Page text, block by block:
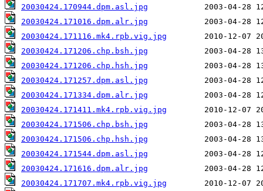
20030424.170944.dpm.asl.jpg
20030424.171016.dpm.alr.jpg
20030424.171116.mk4.rpb.vig.jpg
20030424.171206.chp.bsh.jpg
20030424.171206.chp.hsh.jpg
20030424.171257.dpm.asl.jpg
20030424.171334.dpm.alr.jpg
20030424.171411.mk4.rpb.vig.jpg
20030424.171506.chp.bsh.jpg
20030424.171506.chp.hsh.jpg
20030424.171544.dpm.asl.jpg
20030424.171616.dpm.alr.jpg
20030424.171707.mk4.rpb.vig.jpg